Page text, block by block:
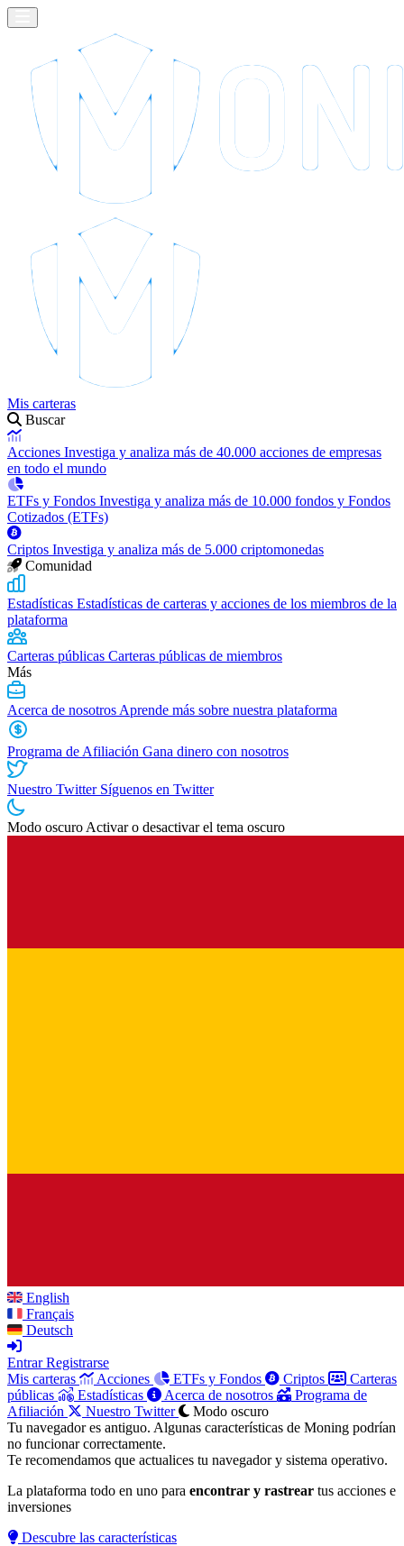
Mis carteras
Buscar
Acciones Investiga y analiza más de 40.000 acciones de empresas
en todo el mundo
ETFs y Fondos Investiga y analiza más de 10.000 fondos y Fondos
Cotizados (ETFs)
Criptos Investiga y analiza más de 5.000 criptomonedas
Comunidad
Estadísticas Estadísticas de carteras y acciones de los miembros de la
plataforma
Carteras públicas Carteras públicas de miembros
Más
Acerca de nosotros Aprende más sobre nuestra plataforma
Programa de Afiliación Gana dinero con nosotros
Nuestro Twitter Síguenos en Twitter
Modo oscuro Activar o desactivar el tema oscuro
English
Français
Deutsch
Entrar Registrarse
Mis carteras
Acciones ETFs y Fondos Criptos
Carteras
públicas
Estadísticas Acerca de nosotros
Programa de
Afiliación
Nuestro Twitter
Modo oscuro
Tu navegador es antiguo. Algunas características de Moning podrían
no funcionar correctamente.
Te recomendamos que actualices tu navegador y sistema operativo.
La plataforma todo en uno para encontrar y rastrear tus acciones e
inversiones
Descubre las características